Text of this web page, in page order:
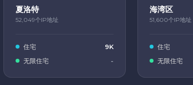
夏洛特
52,049个IP地址
住宅
9K
无限住宅
-
海湾区
51,600个IP地址
住宅
无限住宅